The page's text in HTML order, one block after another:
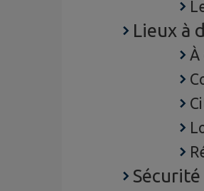
Lieux à
À
Sécurité